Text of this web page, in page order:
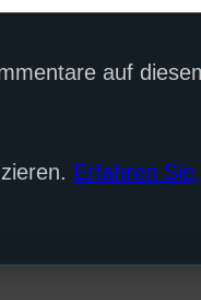
auf
Erfahren